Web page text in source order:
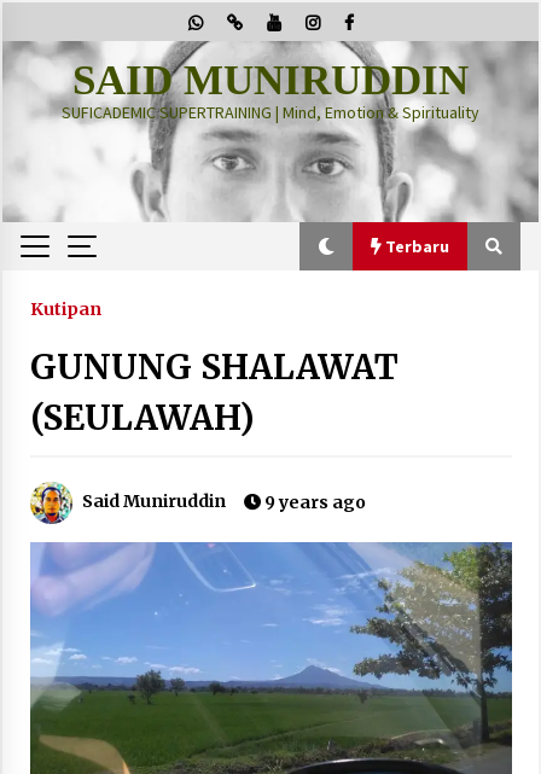
to
content
SAID MUNIRUDDIN
SUFICADEMIC SUPERTRAINING | Mind, Emotion & Spirituality
Terbaru
Terbaru
“Thuma’ninah”: Cara Agama Meregulasi Jiwa
yang Gelisah
2 months ago
PRABOWO!
2 months ago
“One Piece”, Cara Barat Mengejar Mimpi
3 months ago
“Pohon Kehidupan”: Mati Dulu, Baru Hidup
3 months ago
Kutipan
GUNUNG SHALAWAT
(SEULAWAH)
Said Muniruddin 9 years ago